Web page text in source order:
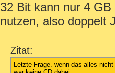
32 Bit kann nur 4
nutzen, also doppelt
Zitat:
Letzte Frage. wenn das alles